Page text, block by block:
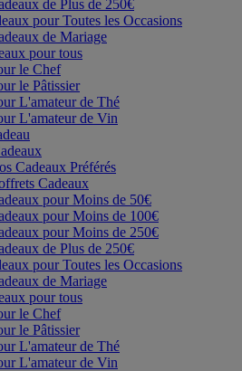
de Plus de 250€
pour Toutes les Occasions
de Mariage
pour tous
le Chef
le Pâtissier
L'amateur de Thé
L'amateur de Vin
Cadeaux Préférés
Cadeaux
pour Moins de 50€
pour Moins de 100€
pour Moins de 250€
de Plus de 250€
pour Toutes les Occasions
de Mariage
pour tous
le Chef
le Pâtissier
L'amateur de Thé
L'amateur de Vin